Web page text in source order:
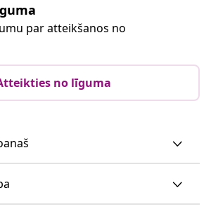
par atteikšanos no
no līguma